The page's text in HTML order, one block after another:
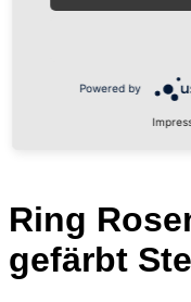
Ring
gefärbt
Powered by